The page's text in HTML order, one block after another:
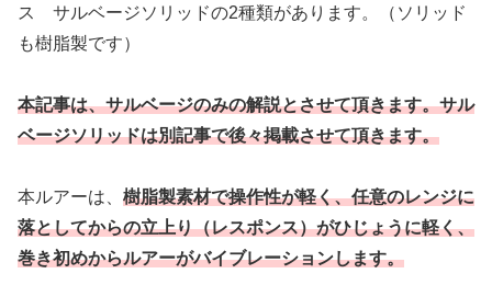
ス サルベージソリッドの2種類があります。（ソリッド
も樹脂製です）
本記事は、サルベージのみの解説とさせて頂きます。サル
ベージソリッドは別記事で後々掲載させて頂きます。
本ルアーは、 樹脂製素材で操作性が軽く、任意のレンジに
落としてからの立上り（レスポンス）がひじょうに軽く、
巻き初めからルアーがバイブレーションします。